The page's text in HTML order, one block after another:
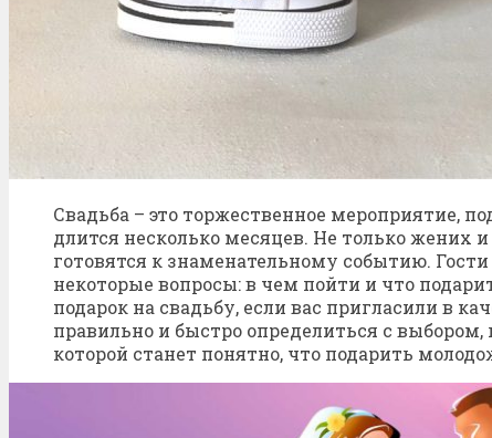
Свадьба – это торжественное мероприятие,
длится несколько месяцев. Не только жених
готовятся к знаменательному событию.
некоторые вопросы: в чем пойти и что
подарок на свадьбу, если вас пригласили в
правильно и быстро определиться с выбором,
которой станет понятно, что подарить